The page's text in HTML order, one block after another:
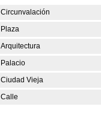
Circunvalación
Plaza
Arquitectura
Palacio
Ciudad Vieja
Calle